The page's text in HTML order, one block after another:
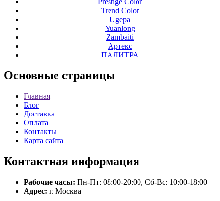
Trend Color
Ugepa
Yuanlong
Zambaiti
Артекс
ПАЛИТРА
Основные страницы
Главная
Блог
Доставка
Оплата
Контакты
Карта сайта
Контактная информация
Рабочие часы: Пн-Пт: 08:00-20:00, Сб-Вс: 10:00-18:00
Адрес: г. Москва